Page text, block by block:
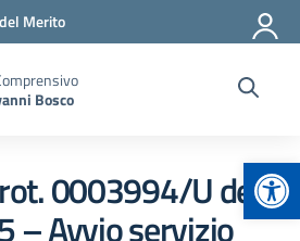
Merito
Bosco
0003994/U del
Avvio servizio